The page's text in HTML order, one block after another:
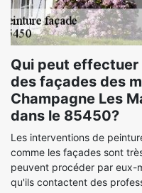
Qui peut
des façades des
Champagne Les
dans le 85450?
Les interventions de
comme les façades sont
peuvent procéder par eux-
qu'ils contactent des